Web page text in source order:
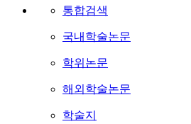
통합검색
국내학술논문
학위논문
해외학술논문
학술지